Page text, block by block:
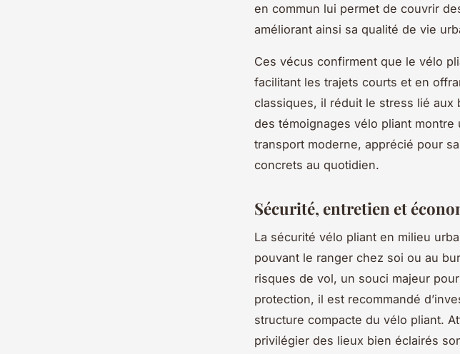
en commun lui permet de couvrir
améliorant ainsi sa qualité de vie
Ces vécus confirment que le vélo
facilitant les trajets courts et en
classiques, il réduit le stress lié aux
des témoignages vélo pliant
transport moderne, apprécié pour
concrets au quotidien.
Sécurité, entretien et
La sécurité vélo pliant en milieu
pouvant le ranger chez soi ou au
risques de vol, un souci majeur
protection, il est recommandé
structure compacte du vélo pliant.
privilégier des lieux bien éclairés